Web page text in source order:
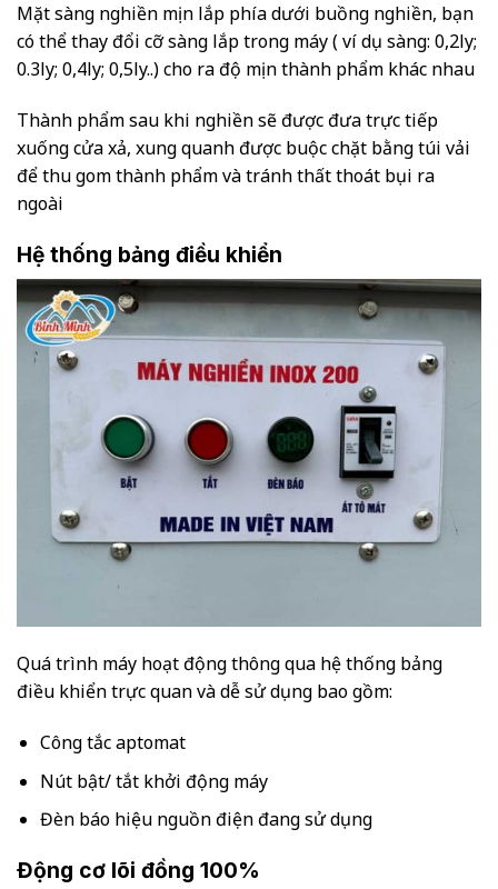
Mặt sàng nghiền mịn lắp phía dưới buồng nghiền, bạn
có thể thay đổi cỡ sàng lắp trong máy ( ví dụ sàng: 0,2ly;
0.3ly; 0,4ly; 0,5ly..) cho ra độ mịn thành phẩm khác nhau
Thành phẩm sau khi nghiền sẽ được đưa trực tiếp
xuống cửa xả, xung quanh được buộc chặt bằng túi vải
để thu gom thành phẩm và tránh thất thoát bụi ra
ngoài
Hệ thống bảng điều khiển
Quá trình máy hoạt động thông qua hệ thống bảng
điều khiển trực quan và dễ sử dụng bao gồm:
Công tắc aptomat
Nút bật/ tắt khởi động máy
Đèn báo hiệu nguồn điện đang sử dụng
Động cơ lõi đồng 100%